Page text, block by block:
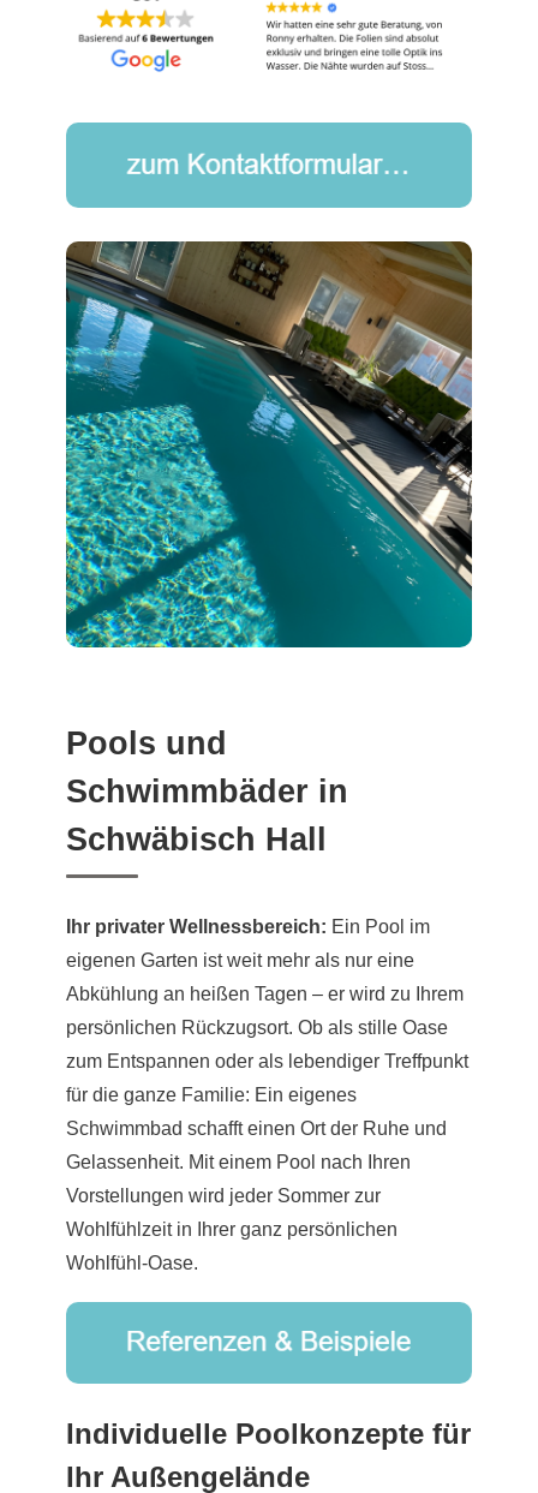
Pools und
Schwimmbäder in
Schwäbisch Hall
Ihr privater Wellnessbereich: Ein Pool im
eigenen Garten ist weit mehr als nur eine
Abkühlung an heißen Tagen – er wird zu Ihrem
persönlichen Rückzugsort. Ob als stille Oase
zum Entspannen oder als lebendiger Treffpunkt
für die ganze Familie: Ein eigenes
Schwimmbad schafft einen Ort der Ruhe und
Gelassenheit. Mit einem Pool nach Ihren
Vorstellungen wird jeder Sommer zur
Wohlfühlzeit in Ihrer ganz persönlichen
Wohlfühl-Oase.
Individuelle Poolkonzepte für
Ihr Außengelände